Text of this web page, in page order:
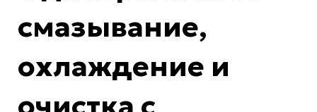
смазывание,
охлаждение и